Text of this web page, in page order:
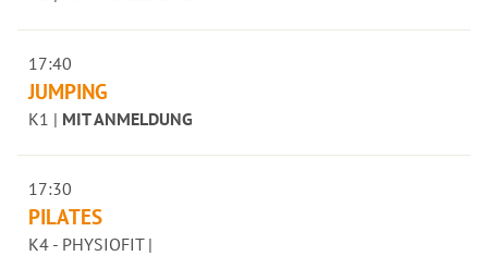
17:40
JUMPING
K1 | MIT ANMELDUNG
17:30
PILATES
K4 - PHYSIOFIT |